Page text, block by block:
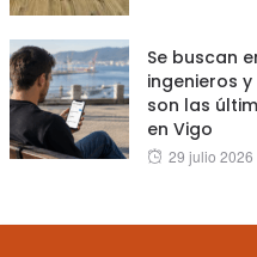
Se buscan
ingenieros
son las
en Vigo
Posted
29 julio 2026